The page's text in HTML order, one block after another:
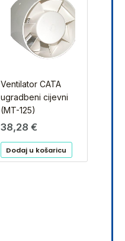
Ventilator CATA
ugradbeni cijevni
(MT-125)
38,28 €
Dodaj u košaricu